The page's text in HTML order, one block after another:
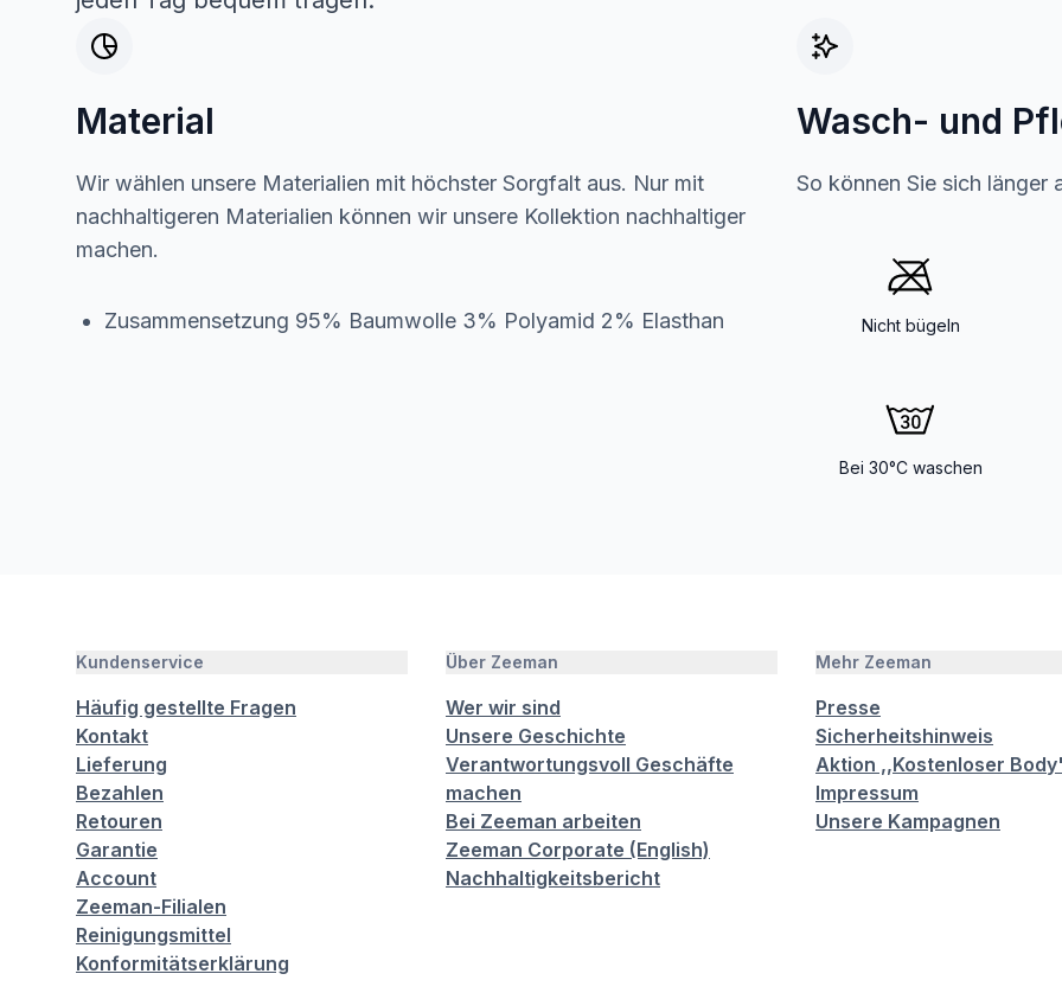
Material
Wir wählen unsere Materialien mit höchster Sorgfalt aus. Nur mit
nachhaltigeren Materialien können wir unsere Kollektion nachhaltiger
machen.
Zusammensetzung 95% Baumwolle 3% Polyamid 2% Elasthan
Wasch- und
So können Sie sich länger
Nicht bügeln
Bei 30°C waschen
Kundenservice
Häufig gestellte Fragen
Kontakt
Lieferung
Bezahlen
Retouren
Garantie
Account
Zeeman-Filialen
Reinigungsmittel
Konformitätserklärung
Über Zeeman
Wer wir sind
Unsere Geschichte
Verantwortungsvoll Geschäfte
machen
Bei Zeeman arbeiten
Zeeman Corporate (English)
Nachhaltigkeitsbericht
Mehr Zeeman
Presse
Sicherheitshinweis
Aktion ,,Kostenloser
Impressum
Unsere Kampagnen